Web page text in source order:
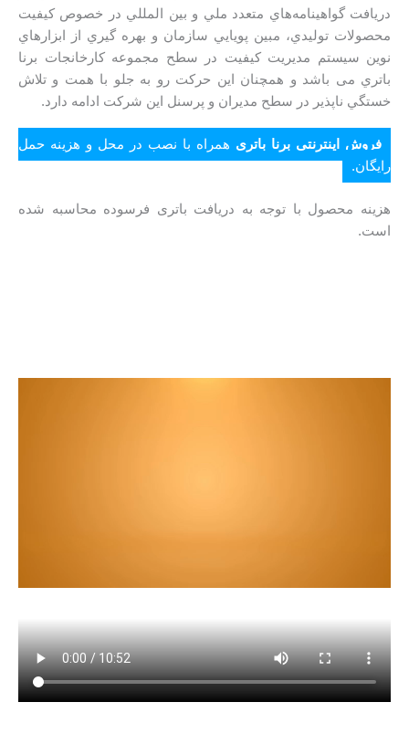
دريافت گواهينامه‌هاي متعدد ملي و بين المللي در خصوص كيفيت
محصولات توليدي، مبين پويايي سازمان و بهره گيري از ابزارهاي
نوين سیستم مديريت کیفیت در سطح مجموعه كارخانجات برنا
باتري می باشد و همچنان اين حركت رو به جلو با همت و تلاش
خستگي ناپذير در سطح مدیران و پرسنل این شرکت ادامه دارد.
فروش اینترنتی برنا باتری همراه با نصب در محل و هزینه حمل
رایگان.
هزینه محصول با توجه به دریافت باتری فرسوده محاسبه شده
است.